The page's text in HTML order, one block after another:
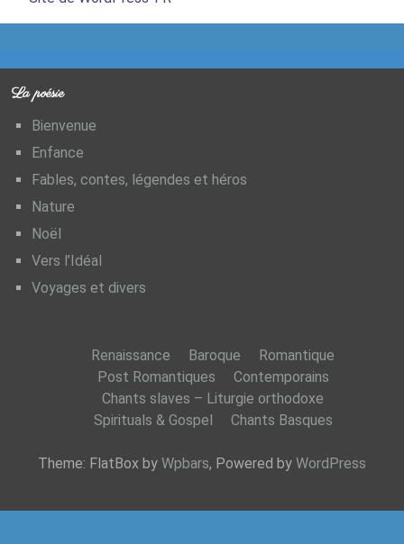
La poésie
Bienvenue
Enfance
Fables, contes, légendes et héros
Nature
Noël
Vers l’Idéal
Voyages et divers
Renaissance Baroque
Romantique
Post Romantiques
Contemporains
Chants slaves – Liturgie orthodoxe
Spirituals & Gospel
Chants Basques
Theme: FlatBox by Wpbars, Powered by WordPress